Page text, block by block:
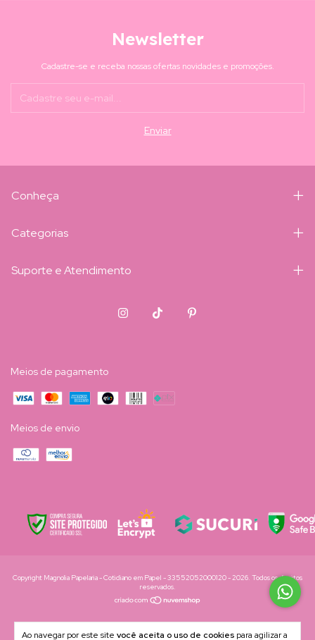
Ao navegar por este site você aceita o uso de cookies para agilizar a
Newsletter
Cadastre-se e receba nossas ofertas novidades e promoções.
Conheça
Categorias
Suporte e Atendimento
Meios de pagamento
Meios de envio
Copyright Magnolia Papelaria - Cotidiano em Papel - 33552052000120 - 2026. Todos os direitos
reservados.